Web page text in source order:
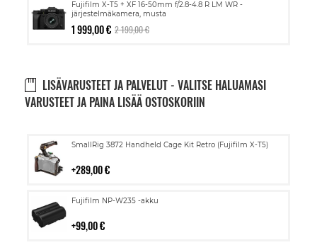
Fujifilm X-T5 + XF 16-50mm f/2.8-4.8 R LM WR -
järjestelmäkamera, musta
1 999,00 € 2 199,00 €
LISÄVARUSTEET JA PALVELUT - VALITSE HALUAMASI
VARUSTEET JA PAINA LISÄÄ OSTOSKORIIN
SmallRig 3872 Handheld Cage Kit Retro (Fujifilm X-T5)
289,00 €
Lisää
Fujifilm NP-W235 -akku
99,00 €
Lisää